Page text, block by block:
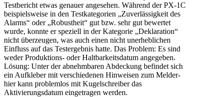
Testbericht etwas genauer angesehen. Während der PX-1C
beispielsweise in den Testkategorien „Zuverlässigkeit des
Alarms“ oder „Robustheit“ gut bzw. sehr gut bewertet
wurde, konnte er speziell in der Kategorie „Deklaration“
nicht überzeugen, was auch einen nicht unerheblichen
Einfluss auf das Testergebnis hatte. Das Problem: Es sind
weder Produktions- oder Haltbarkeitsdatum angegeben.
Lösung: Unter der abnehmbaren Abdeckung befindet sich
ein Aufkleber mit verschiedenen Hinweisen zum Melder-
hier kann problemlos mit Kugelschreiber das
Aktivierungsdatum eingetragen werden.